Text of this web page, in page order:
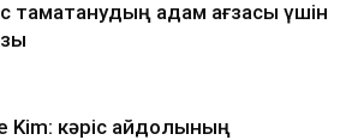
тамақтанудың адам ағзасы үшін
Kim: кәріс айдолының